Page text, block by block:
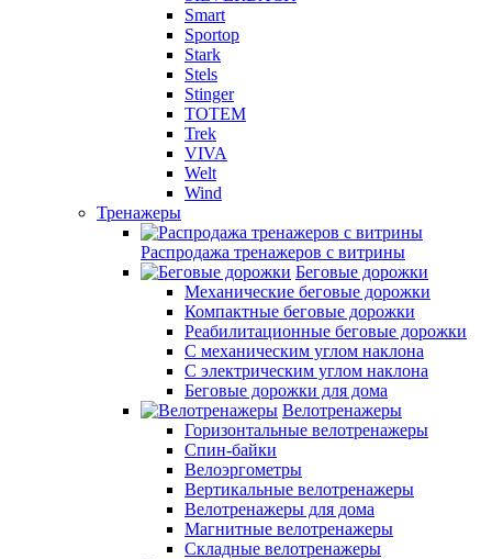
Smart
Sportop
Stark
Stels
Stinger
TOTEM
Trek
VIVA
Welt
Wind
Тренажеры
Распродажа тренажеров с витрины
Беговые дорожки
Механические беговые дорожки
Компактные беговые дорожки
Реабилитационные беговые дорожки
С механическим углом наклона
С электрическим углом наклона
Беговые дорожки для дома
Велотренажеры
Горизонтальные велотренажеры
Спин-байки
Велоэргометры
Вертикальные велотренажеры
Велотренажеры для дома
Магнитные велотренажеры
Складные велотренажеры